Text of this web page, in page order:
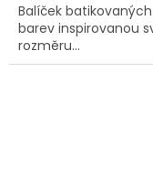
Balíček
barev inspirovanou
rozměru...